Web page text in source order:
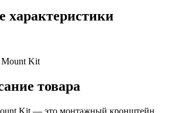
характеристики
товара